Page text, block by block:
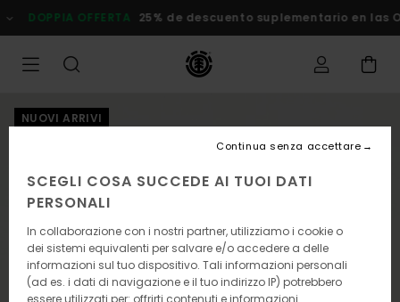
alle
informazioni
prodotto
OFFERTA 25% de descuento suplementario en las
NUOVI ARRIVI
SCEGLI COSA SUCCEDE AI TUOI DATI
PERSONALI
In collaborazione con i nostri partner, utilizziamo i cookie o
dei sistemi equivalenti per salvare e/o accedere a delle
informazioni sul tuo dispositivo. Tali informazioni personali
(ad es. i dati di navigazione e il tuo indirizzo IP) potrebbero
essere utilizzati per: offrirti contenuti e informazioni
Continua senza accettare